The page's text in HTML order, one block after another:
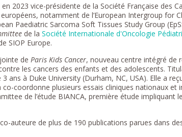
2023 vice-présidente de la Société Française des
notamment de l’European Intergroup for
Paediatric Sarcoma Soft Tissues Study Group
de laSociété Internationale d'Oncologie
SIOP Europe.
de Paris Kids Cancer, nouveau centre intégré de
les cancers des enfants et des adolescents.
ans à Duke University (Durham, NC, USA). Elle a
coordonne plusieurs essais cliniques nationaux et
de l’étude BIANCA, première étude impliquant
auteure de plus de 190 publications parues dans